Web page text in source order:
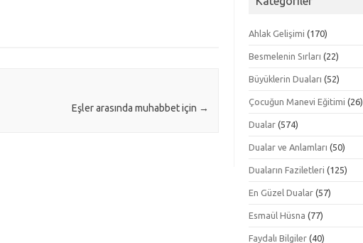
Eşler arasında muhabbet için →
Ahlak Gelişimi (170)
Besmelenin Sırları (22)
Büyüklerin Duaları (52)
Çocuğun Manevi Eğitimi (26)
Dualar (574)
Dualar ve Anlamları (50)
Duaların Faziletleri (125)
En Güzel Dualar (57)
Esmaül Hüsna (77)
Faydalı Bilgiler (40)